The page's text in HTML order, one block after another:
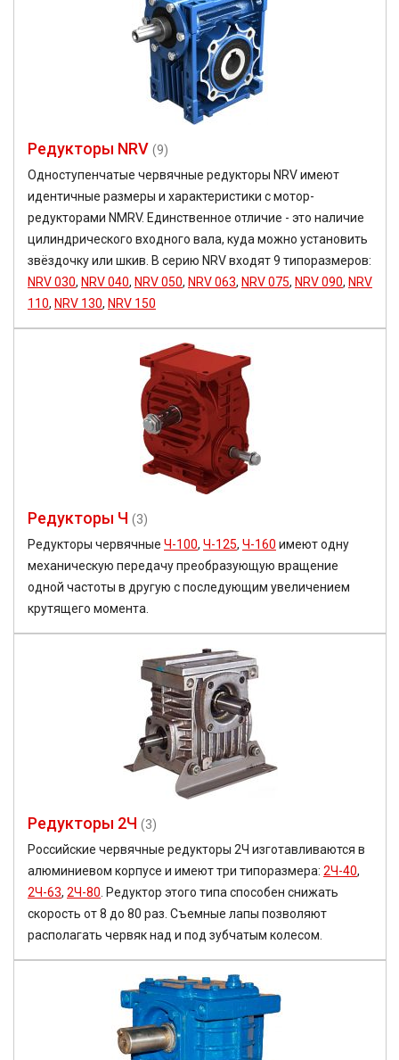
Редукторы NRV (9)
Одноступенчатые червячные редукторы NRV имеют
идентичные размеры и характеристики с мотор-
редукторами NMRV. Единственное отличие - это наличие
цилиндрического входного вала, куда можно установить
звёздочку или шкив. В серию NRV входят 9 типоразмеров:
NRV 030, NRV 040, NRV 050, NRV 063, NRV 075, NRV 090, NRV
110, NRV 130, NRV 150
Редукторы Ч (3)
Редукторы червячные Ч-100, Ч-125, Ч-160 имеют одну
механическую передачу преобразующую вращение
одной частоты в другую с последующим увеличением
крутящего момента.
Редукторы 2Ч (3)
Российские червячные редукторы 2Ч изготавливаются в
алюминиевом корпусе и имеют три типоразмера: 2Ч-40,
2Ч-63, 2Ч-80 . Редуктор этого типа способен снижать
скорость от 8 до 80 раз. Съемные лапы позволяют
располагать червяк над и под зубчатым колесом.